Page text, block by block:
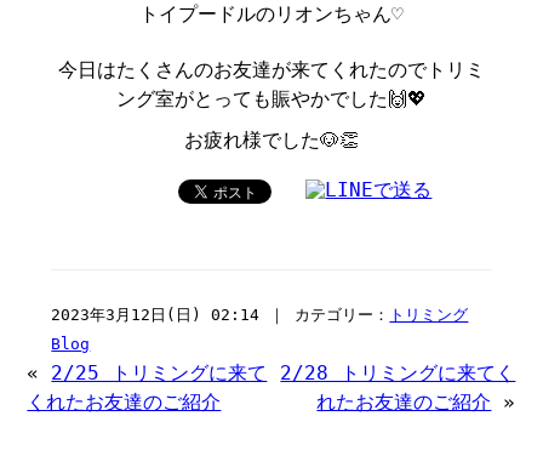
トイプードルのリオンちゃん♡
今日はたくさんのお友達が来てくれたのでトリミ
ング室がとっても賑やかでした🙌💖
お疲れ様でした🐶👏
2023年3月12日(日) 02:14 ｜ カテゴリー： トリミング
Blog
« 2/25 トリミングに来て
くれたお友達のご紹介
2/28 トリミングに来てく
れたお友達のご紹介 »